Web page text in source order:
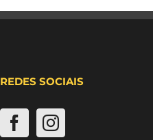
REDES SOCIAIS